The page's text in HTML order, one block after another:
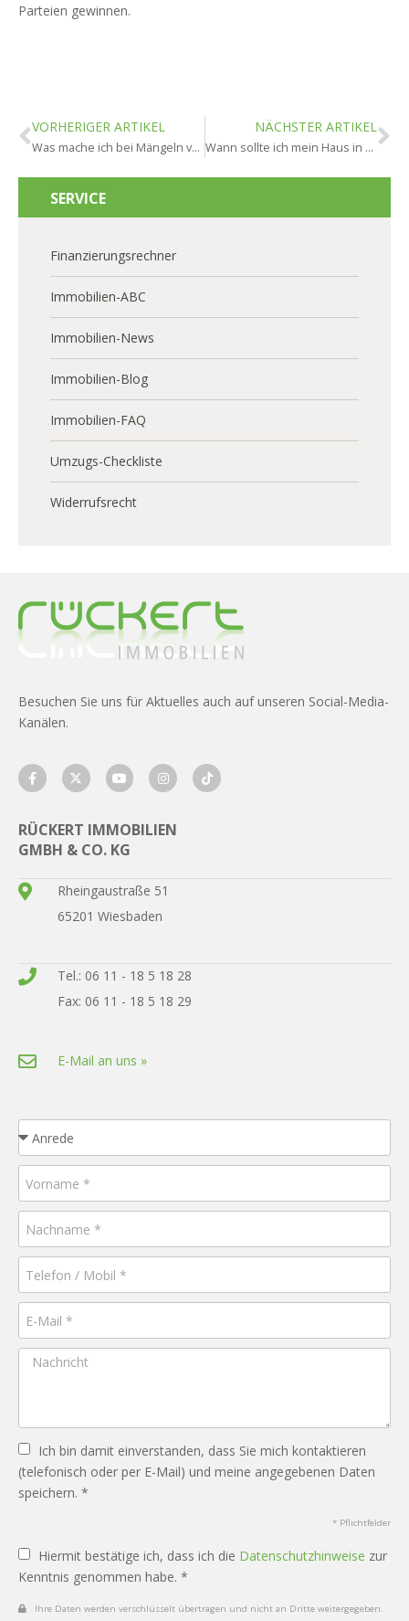
Parteien gewinnen.
VORHERIGER ARTIKEL
Was mache ich bei Mängeln vor dem Verkauf in Hochheim?
NÄCHSTER ARTIKEL
Wann sollte ich mein Haus in Hochheim nicht verkaufen?
SERVICE
Finanzierungsrechner
Immobilien-ABC
Immobilien-News
Immobilien-Blog
Immobilien-FAQ
Umzugs-Checkliste
Widerrufsrecht
Besuchen Sie uns für Aktuelles auch auf unseren Social-Media-
Kanälen.
RÜCKERT IMMOBILIEN
GMBH & CO. KG
Rheingaustraße 51
65201 Wiesbaden
Tel.: 06 11 - 18 5 18 28
Fax: 06 11 - 18 5 18 29
E-Mail an uns »
Ich bin damit einverstanden, dass Sie mich kontaktieren
(telefonisch oder per E-Mail) und meine angegebenen Daten
speichern. *
* Pflichtfelder
Hiermit bestätige ich, dass ich die Datenschutzhinweise zur
Kenntnis genommen habe. *
Ihre Daten werden verschlüsselt übertragen und nicht an Dritte weitergegeben.